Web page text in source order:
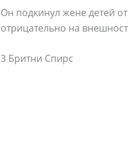
Он подкинул жене детей
отрицательно на
3 Бритни Спирс